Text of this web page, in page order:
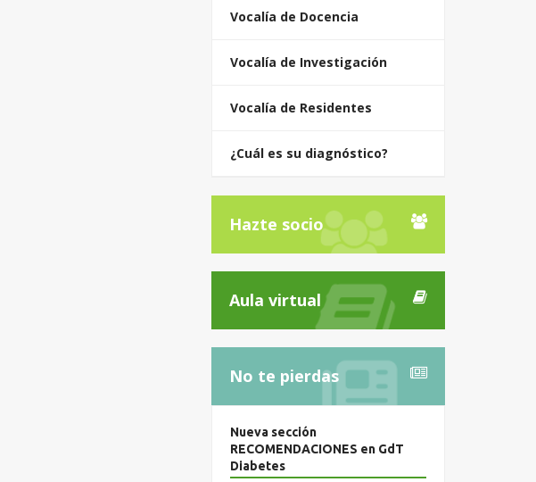
Vocalía de Docencia
Vocalía de Investigación
Vocalía de Residentes
¿Cuál es su diagnóstico?
Hazte socio
Aula virtual
No te pierdas
Nueva sección
RECOMENDACIONES en GdT
Diabetes